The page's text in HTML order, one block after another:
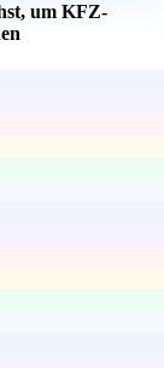
um KFZ-